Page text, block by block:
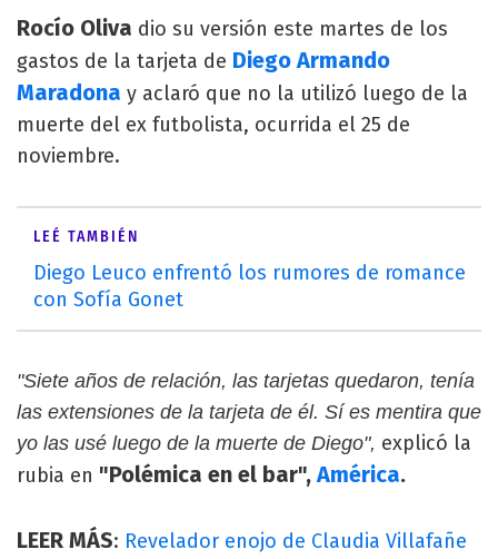
Rocío Oliva dio su versión este martes de los
gastos de la tarjeta de Diego Armando
Maradona y aclaró que no la utilizó luego de la
muerte del ex futbolista, ocurrida el 25 de
noviembre.
LEÉ TAMBIÉN
Diego Leuco enfrentó los rumores de romance
con Sofía Gonet
"Siete años de relación, las tarjetas quedaron, tenía
las extensiones de la tarjeta de él. Sí es mentira que
yo las usé luego de la muerte de Diego", explicó la
rubia en "Polémica en el bar",América.
LEER MÁS: Revelador enojo de Claudia Villafañe